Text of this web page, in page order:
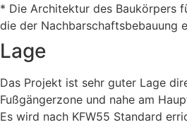
* Die Architektur des Baukörpers
die der Nachbarschaftsbebauung
Lage
Das Projekt ist sehr guter Lage
Fußgängerzone und nahe am
Es wird nach KFW55 Standard